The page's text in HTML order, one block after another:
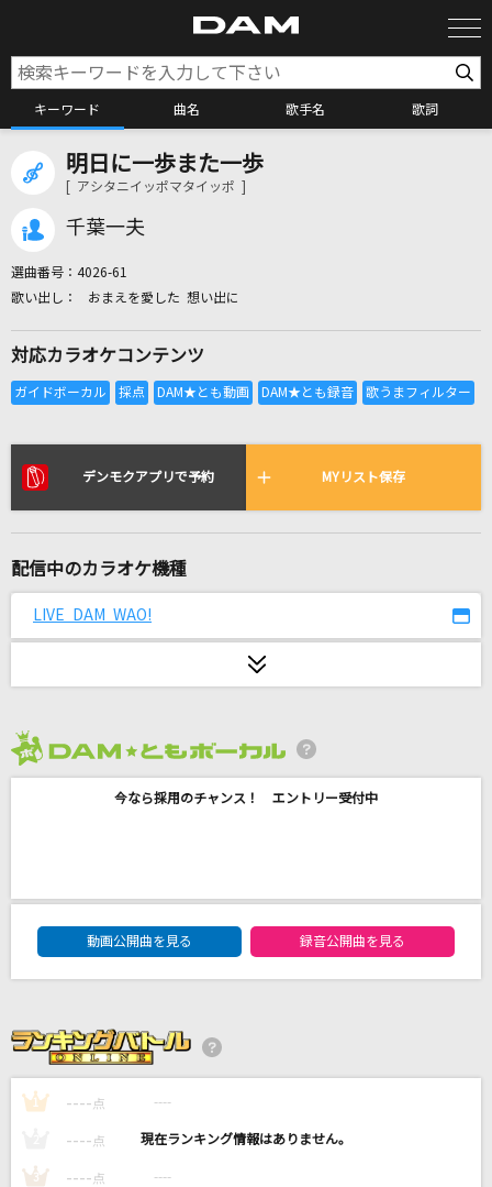
キーワード 曲名 歌手名 歌詞
カラオケ検索
全国りれき
かぐや(cv.夏吉ゆうこ)、月見ヤチヨ(cv.早見沙織)
TK from 凛として時雨
ラピスラズリ
藍井エイル
EBiDAN (恵比寿学園男子部)
醜い生き物
CHiCO with HoneyWorks
Over Soul
明日に一歩また一歩
[ アシタニイッポマタイッポ ]
千葉一夫
選曲番号： 4026-61
おまえを愛した 想い出に
対応カラオケコンテンツ
デンモクアプリで予約 MYリスト保存
配信中のカラオケ機種
LIVE DAM WAO!
今なら採用のチャンス！ エントリー受付中
DAM★ともボーカルエントリーランキング
動画公開曲を見る
録音公開曲を見る
1 ---- 点 ----
---- 点 ----
3 ---- 点 ----